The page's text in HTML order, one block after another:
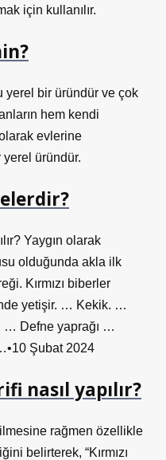
için kullanılır.
yerel bir üründür ve çok
hem kendi
evlerine
üründür.
Yaygın olarak
olduğunda akla ilk
Kırmızı biberler
yetişir. … Kekik. …
Defne yaprağı …
Şubat 2024
nasıl yapılır?
rağmen özellikle
belirterek, “Kırmızı